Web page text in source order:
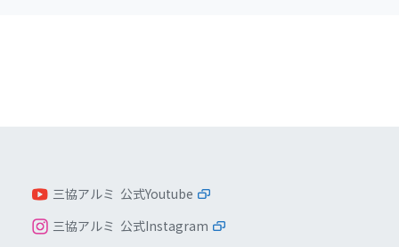
三協アルミ 公式Youtube
三協アルミ 公式Instagram